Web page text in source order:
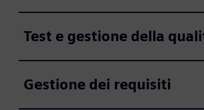
Test e gestione della
Gestione dei requisiti